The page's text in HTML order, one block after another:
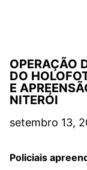
OPERAÇÃO
DO
E
NITERÓI
setembro 13,
Policiais